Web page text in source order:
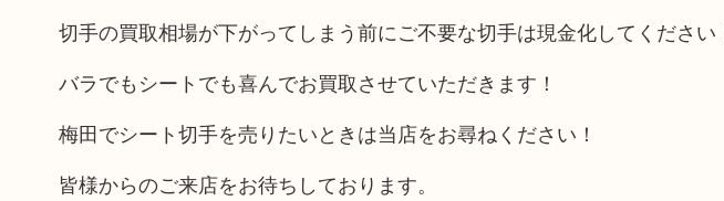
切手の買取相場が下がってしまう前にご不要な切手は現金化してください
バラでもシートでも喜んでお買取させていただきます！
梅田でシート切手を売りたいときは当店をお尋ねください！
皆様からのご来店をお待ちしております。